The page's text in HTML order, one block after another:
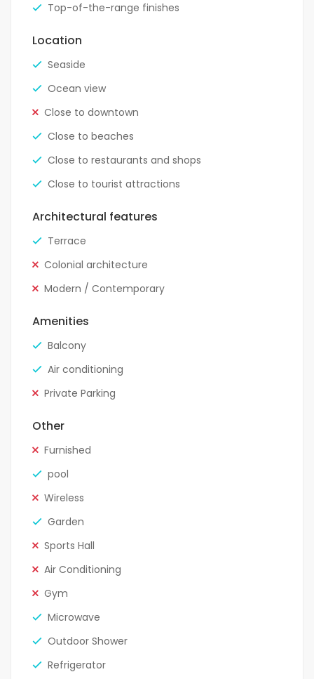
Top-of-the-range finishes
Location
Seaside
Ocean view
Close to downtown
Close to beaches
Close to restaurants and shops
Close to tourist attractions
Architectural features
Terrace
Colonial architecture
Modern / Contemporary
Amenities
Balcony
Air conditioning
Private Parking
Other
Furnished
pool
Wireless
Garden
Sports Hall
Air Conditioning
Gym
Microwave
Outdoor Shower
Refrigerator